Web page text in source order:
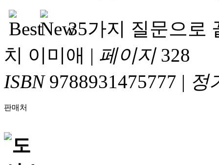
35가지 질문으로
치 이미애 | 페이지328
ISBN9788931475777 | 정
판매처